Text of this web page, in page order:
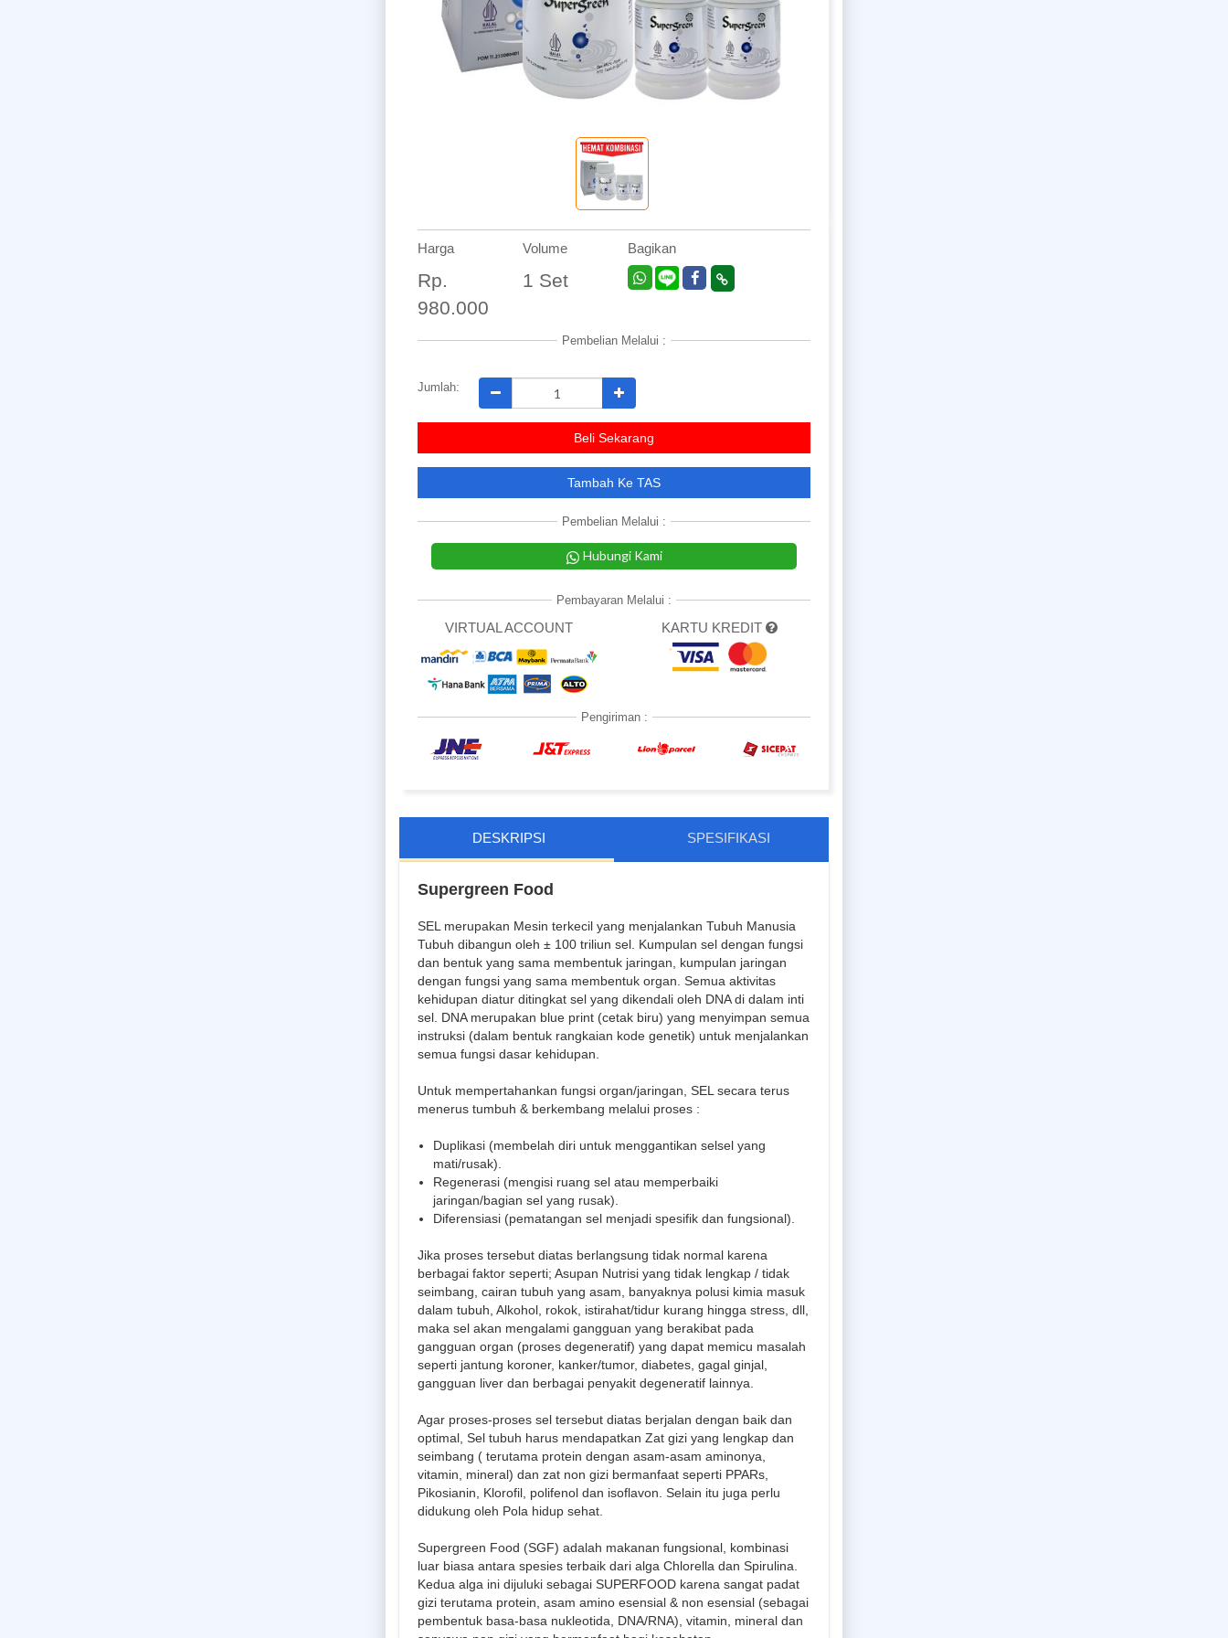
Harga
Rp.
980.000
Volume
1 Set
Bagikan
Pembelian Melalui :
Jumlah:
Beli Sekarang
Tambah Ke TAS
Pembelian Melalui :
Hubungi Kami
Pembayaran Melalui :
VIRTUAL ACCOUNT KARTU KREDIT
Pengiriman :
DESKRIPSI SPESIFIKASI
Supergreen Food
SEL merupakan Mesin terkecil yang menjalankan Tubuh Manusia
Tubuh dibangun oleh ± 100 triliun sel. Kumpulan sel dengan fungsi
dan bentuk yang sama membentuk jaringan, kumpulan jaringan
dengan fungsi yang sama membentuk organ. Semua aktivitas
kehidupan diatur ditingkat sel yang dikendali oleh DNA di dalam inti
sel. DNA merupakan blue print (cetak biru) yang menyimpan semua
instruksi (dalam bentuk rangkaian kode genetik) untuk menjalankan
semua fungsi dasar kehidupan.
Untuk mempertahankan fungsi organ/jaringan, SEL secara terus
menerus tumbuh & berkembang melalui proses :
Duplikasi (membelah diri untuk menggantikan selsel yang
mati/rusak).
Regenerasi (mengisi ruang sel atau memperbaiki
jaringan/bagian sel yang rusak).
Diferensiasi (pematangan sel menjadi spesifik dan fungsional).
Jika proses tersebut diatas berlangsung tidak normal karena
berbagai faktor seperti; Asupan Nutrisi yang tidak lengkap / tidak
seimbang, cairan tubuh yang asam, banyaknya polusi kimia masuk
dalam tubuh, Alkohol, rokok, istirahat/tidur kurang hingga stress, dll,
maka sel akan mengalami gangguan yang berakibat pada
gangguan organ (proses degeneratif) yang dapat memicu masalah
seperti jantung koroner, kanker/tumor, diabetes, gagal ginjal,
gangguan liver dan berbagai penyakit degeneratif lainnya.
Agar proses-proses sel tersebut diatas berjalan dengan baik dan
optimal, Sel tubuh harus mendapatkan Zat gizi yang lengkap dan
seimbang ( terutama protein dengan asam-asam aminonya,
vitamin, mineral) dan zat non gizi bermanfaat seperti PPARs,
Pikosianin, Klorofil, polifenol dan isoflavon. Selain itu juga perlu
didukung oleh Pola hidup sehat.
Supergreen Food (SGF) adalah makanan fungsional, kombinasi
luar biasa antara spesies terbaik dari alga Chlorella dan Spirulina.
Kedua alga ini dijuluki sebagai SUPERFOOD karena sangat padat
gizi terutama protein, asam amino esensial & non esensial (sebagai
pembentuk basa-basa nukleotida, DNA/RNA), vitamin, mineral dan